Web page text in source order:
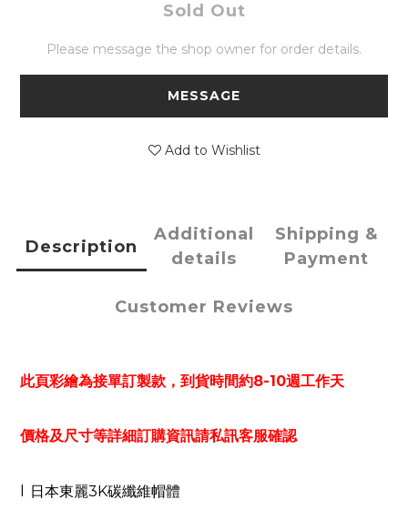
Sold Out
Please message the shop owner for order details.
MESSAGE
Add to Wishlist
Description
Additional
details
Shipping &
Payment
Customer Reviews
此頁彩繪為接單訂製款，到貨時間約8-10週工作天
價格及尺寸等詳細訂購資訊請私訊客服確認
日本東麗3K碳纖維帽體